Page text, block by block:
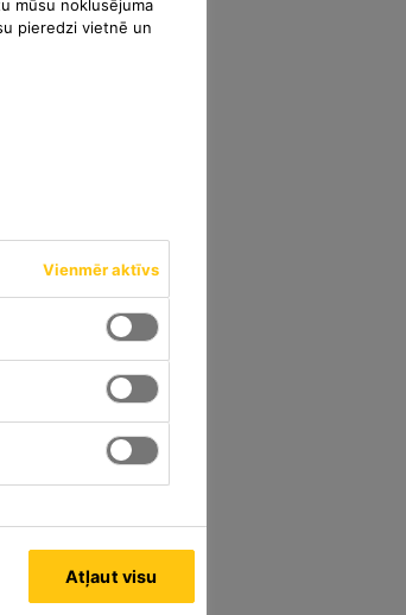
mūsu noklusējuma
pieredzi vietnē un
Vienmēr aktīvs
Atļaut visu